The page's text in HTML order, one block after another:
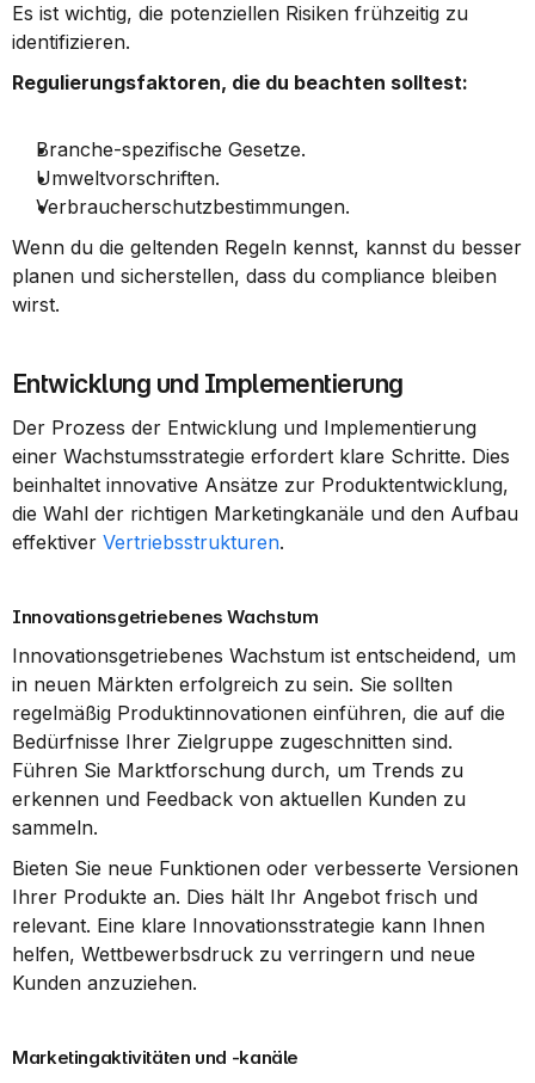
Es ist wichtig, die potenziellen Risiken frühzeitig zu
identifizieren.
Regulierungsfaktoren, die du beachten solltest:
Branche-spezifische Gesetze.
Umweltvorschriften.
Verbraucherschutzbestimmungen.
Wenn du die geltenden Regeln kennst, kannst du besser
planen und sicherstellen, dass du compliance bleiben
wirst.
Entwicklung und Implementierung
Der Prozess der Entwicklung und Implementierung
einer Wachstumsstrategie erfordert klare Schritte. Dies
beinhaltet innovative Ansätze zur Produktentwicklung,
die Wahl der richtigen Marketingkanäle und den Aufbau
effektiver Vertriebsstrukturen.
Innovationsgetriebenes Wachstum
Innovationsgetriebenes Wachstum ist entscheidend, um
in neuen Märkten erfolgreich zu sein. Sie sollten
regelmäßig Produktinnovationen einführen, die auf die
Bedürfnisse Ihrer Zielgruppe zugeschnitten sind.
Führen Sie Marktforschung durch, um Trends zu
erkennen und Feedback von aktuellen Kunden zu
sammeln.
Bieten Sie neue Funktionen oder verbesserte Versionen
Ihrer Produkte an. Dies hält Ihr Angebot frisch und
relevant. Eine klare Innovationsstrategie kann Ihnen
helfen, Wettbewerbsdruck zu verringern und neue
Kunden anzuziehen.
Marketingaktivitäten und -kanäle